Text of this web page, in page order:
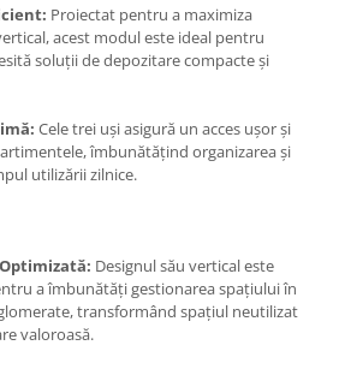
Proiectat pentru a maximiza
acest modul este ideal pentru
soluții de depozitare compacte și
Cele trei uși asigură un acces ușor și
îmbunătățind organizarea și
utilizării zilnice.
Designul său vertical este
a îmbunătăți gestionarea spațiului în
transformând spațiul neutilizat
valoroasă.